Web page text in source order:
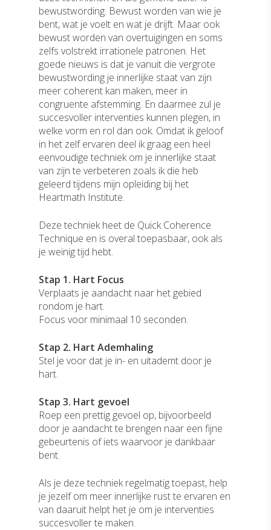
bewustwording. Bewust worden van wie je
bent, wat je voelt en wat je drijft. Maar ook
bewust worden van overtuigingen en soms
zelfs volstrekt irrationele patronen. Het
goede nieuws is dat je vanuit die vergrote
bewustwording je innerlijke staat van zijn
meer coherent kan maken, meer in
congruente afstemming. En daarmee zul je
succesvoller interventies kunnen plegen, in
welke vorm en rol dan ook. Omdat ik geloof
in het zelf ervaren deel ik graag een heel
eenvoudige techniek om je innerlijke staat
van zijn te verbeteren zoals ik die heb
geleerd tijdens mijn opleiding bij het
Heartmath Institute.
Deze techniek heet de Quick Coherence
Technique en is overal toepasbaar, ook als
je weinig tijd hebt.
Stap 1. Hart Focus
Verplaats je aandacht naar het gebied
rondom je hart.
Focus voor minimaal 10 seconden.
Stap 2. Hart Ademhaling
Stel je voor dat je in- en uitademt door je
hart.
Stap 3. Hart gevoel
Roep een prettig gevoel op, bijvoorbeeld
door je aandacht te brengen naar een fijne
gebeurtenis of iets waarvoor je dankbaar
bent.
Als je deze techniek regelmatig toepast, help
je jezelf om meer innerlijke rust te ervaren en
van daaruit helpt het je om je interventies
succesvoller te maken.
Het team
Onze purpose
Onze belofte
Dit geloven wij
Aan de slag
Met jou als leider
Met het team
Met de organisatie
Quinter Scans
Content
Artikelen
Boeken
Contact